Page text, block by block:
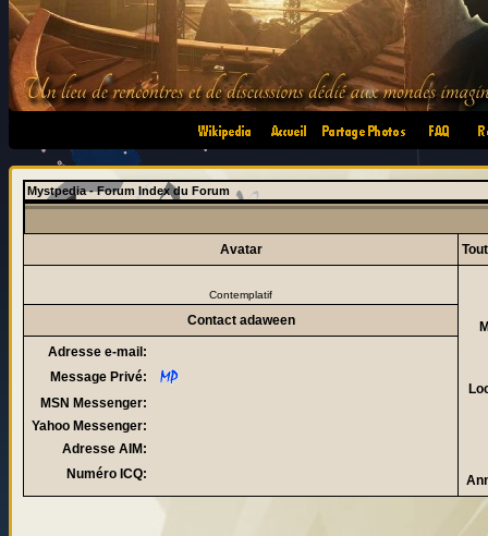
•
Mystpedia - Forum Index du Forum
Avatar
Contemplatif
Contact adaween
Adresse e-mail:
Message Privé:
MSN Messenger:
Yahoo Messenger:
Adresse AIM:
Numéro ICQ: